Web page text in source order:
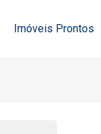
Imóveis Prontos